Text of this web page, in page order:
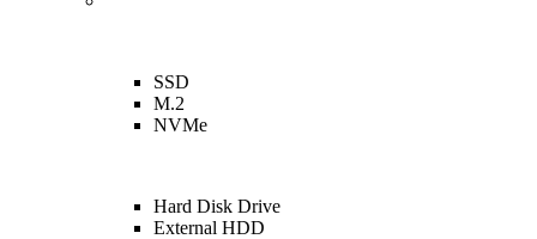
SSD
M.2
NVMe
Hard Disk Drive
External HDD